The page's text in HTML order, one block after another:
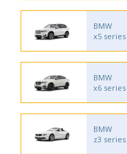
BMW
x5 series
BMW
x6 series
BMW
z3 series